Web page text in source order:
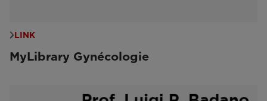
LINK
MyLibrary Gynécologie